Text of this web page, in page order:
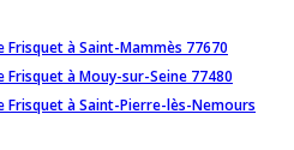
à Saint-Mammès 77670
à Mouy-sur-Seine 77480
à Saint-Pierre-lès-Nemours